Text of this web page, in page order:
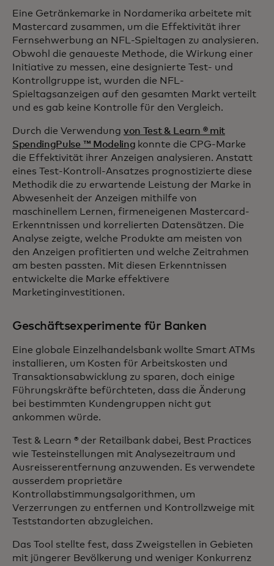
Eine Getränkemarke in Nordamerika arbeitete mit
Mastercard zusammen, um die Effektivität ihrer
Fernsehwerbung an NFL-Spieltagen zu analysieren.
Obwohl die genaueste Methode, die Wirkung einer
Initiative zu messen, eine designierte Test- und
Kontrollgruppe ist, wurden die NFL-
Spieltagsanzeigen auf den gesamten Markt verteilt
und es gab keine Kontrolle für den Vergleich.
Durch die Verwendung von Test & Learn ® mit
SpendingPulse ™ Modeling konnte die CPG-Marke
die Effektivität ihrer Anzeigen analysieren. Anstatt
eines Test-Kontroll-Ansatzes prognostizierte diese
Methodik die zu erwartende Leistung der Marke in
Abwesenheit der Anzeigen mithilfe von
maschinellem Lernen, firmeneigenen Mastercard-
Erkenntnissen und korrelierten Datensätzen. Die
Analyse zeigte, welche Produkte am meisten von
den Anzeigen profitierten und welche Zeitrahmen
am besten passten. Mit diesen Erkenntnissen
entwickelte die Marke effektivere
Marketinginvestitionen.
Geschäftsexperimente für Banken
Eine globale Einzelhandelsbank wollte Smart ATMs
installieren, um Kosten für Arbeitskosten und
Transaktionsabwicklung zu sparen, doch einige
Führungskräfte befürchteten, dass die Änderung
bei bestimmten Kundengruppen nicht gut
ankommen würde.
Test & Learn ® der Retailbank dabei, Best Practices
wie Testeinstellungen mit Analysezeitraum und
Ausreisserentfernung anzuwenden. Es verwendete
ausserdem proprietäre
Kontrollabstimmungsalgorithmen, um
Verzerrungen zu entfernen und Kontrollzweige mit
Teststandorten abzugleichen.
Das Tool stellte fest, dass Zweigstellen in Gebieten
mit jüngerer Bevölkerung und weniger Konkurrenz